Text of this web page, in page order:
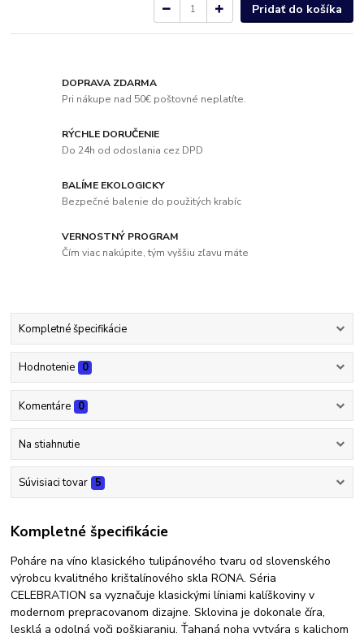
Pridať do košíka
DOPRAVA ZDARMA
Pri nákupe nad 50€ poštovné neplatíte.
RÝCHLE DORUČENIE
Do 24h od odoslania cez DPD
BALÍME EKOLOGICKY
Bezpečné balenie do použitých krabíc
VERNOSTNÝ PROGRAM
Čím viac nakúpite, tým vyššiu zľavu máte
Kompletné špecifikácie
Hodnotenie 0
Komentáre 0
Na stiahnutie
Súvisiaci tovar 5
Kompletné špecifikácie
Poháre na víno klasického tulipánového tvaru od slovenského
výrobcu kvalitného krištalínového skla RONA. Séria
CELEBRATION sa vyznačuje klasickými líniami kalíškoviny v
modernom prepracovanom dizajne. Sklovina je dokonale číra,
lesklá a odolná voči poškiaraniu. Ťahaná noha vytvára s kalichom